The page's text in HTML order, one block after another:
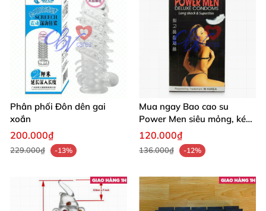
Phân phối Đôn dên gai
xoắn
200.000₫
229.000₫ -13%
Mua ngay Bao cao su
Power Men siêu mỏng, kéo
dài thời gian
120.000₫
136.000₫ -12%